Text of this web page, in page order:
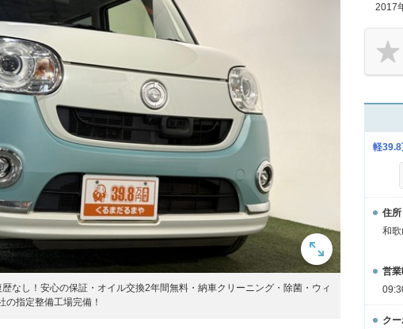
なし！安心の保証・オイル交換2年間無料・納車クリーニング・除菌・ウィ
の指定整備工場完備！
2017
軽
住所
和
営業
ク